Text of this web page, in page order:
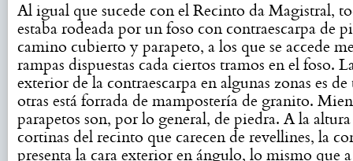
Al igual que sucede con el Recinto da Magistral,
estaba rodeada por un foso con contraescarpa de
camino cubierto y parapeto, a los que se accede
rampas dispuestas cada ciertos tramos en el foso.
exterior de la contraescarpa en algunas zonas es
otras está forrada de mampostería de granito.
parapetos son, por lo general, de piedra. A la altura
cortinas del recinto que carecen de revellines, la
presenta la cara exterior en ángulo, lo mismo que